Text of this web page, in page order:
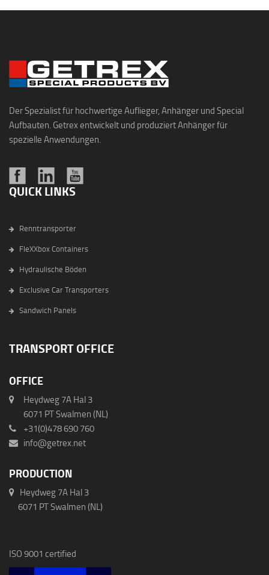
Der Spezialist für hochwertige Auflieger, Anhänger und Special
Aufbauten. Getrex entwickelt und produziert Anhänger für
spezielle Anwendungen.
QUICK LINKS
Renntransporter
FleXXbox Containers
Hydraulische Böden
Exclusive Car Transporters
Sandwich Panels
TRANSPORT OFFICE
OFFICE
Heydweg 7A Hal 3
6071 PT Swalmen (NL)
+31(0)478 690 760
info@getrex.net
PRODUCTION
Heydweg 7A Hal 3
6071 PT Swalmen (NL)
ISO 9001 certified